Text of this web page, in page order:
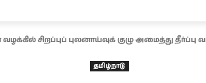
வழக்கில் சிறப்புப் புலனாய்வுக் குழு அமைத்து
தமிழ்நாடு